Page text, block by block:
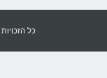
כל